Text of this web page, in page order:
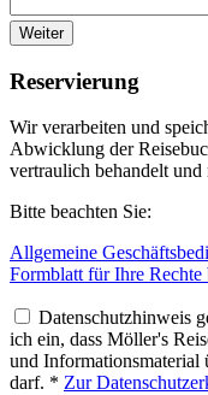
Weiter
Reservierung
Wir verarbeiten und
Abwicklung der
vertraulich behandelt
Bitte beachten Sie:
Allgemeine
Formblatt für Ihre Rechte
Datenschutzhinweis
ich ein, dass Möller's
und Informationsmaterial
darf. * Zur